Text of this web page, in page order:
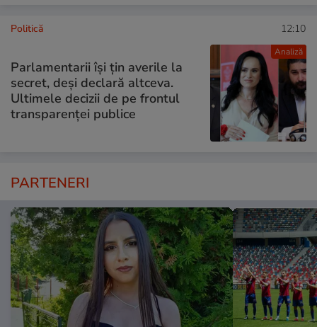
Analiză
Politică 12:10
Parlamentarii își țin averile la
secret, deși declară altceva.
Ultimele decizii de pe frontul
transparenței publice
PARTENERI